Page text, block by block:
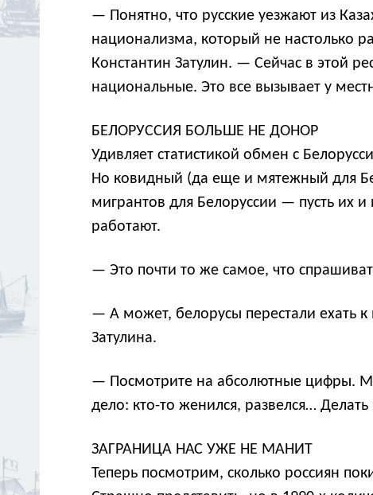
— Понятно, что русские уезжают из
национализма, который не настолько
Константин Затулин. — Сейчас в этой
национальные. Это все вызывает у
БЕЛОРУССИЯ БОЛЬШЕ НЕ ДОНОР
Удивляет статистикой обмен с
Но ковидный (да еще и мятежный для
мигрантов для Белоруссии — пусть их и
работают.
— Это почти то же самое, что
— А может, белорусы перестали ехать
Затулина.
— Посмотрите на абсолютные цифры.
дело: кто-то женился, развелся…
ЗАГРАНИЦА НАС УЖЕ НЕ МАНИТ
Теперь посмотрим, сколько россиян